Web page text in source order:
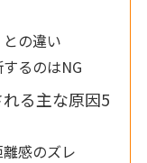
の違い
るのはNG
る主な原因5
感のズレ